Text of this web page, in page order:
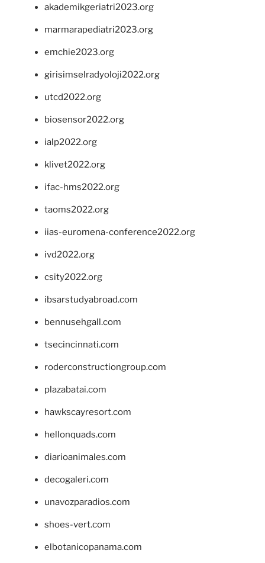
akademikgeriatri2023.org
marmarapediatri2023.org
emchie2023.org
girisimselradyoloji2022.org
utcd2022.org
biosensor2022.org
ialp2022.org
klivet2022.org
ifac-hms2022.org
taoms2022.org
iias-euromena-conference2022.org
ivd2022.org
csity2022.org
ibsarstudyabroad.com
bennusehgall.com
tsecincinnati.com
roderconstructiongroup.com
plazabatai.com
hawkscayresort.com
hellonquads.com
diarioanimales.com
decogaleri.com
unavozparadios.com
shoes-vert.com
elbotanicopanama.com